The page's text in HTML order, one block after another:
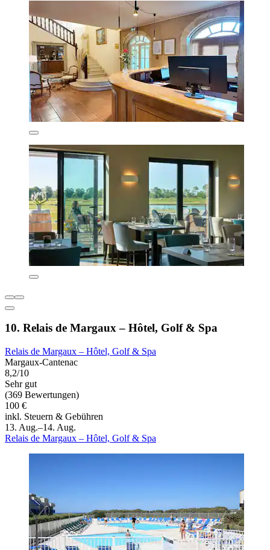
10. Relais de Margaux – Hôtel, Golf & Spa
Relais de Margaux – Hôtel, Golf & Spa
Margaux-Cantenac
8,2/10
Sehr gut
(369 Bewertungen)
100 €
inkl. Steuern & Gebühren
13. Aug.–14. Aug.
Relais de Margaux – Hôtel, Golf & Spa